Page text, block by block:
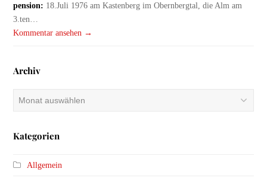
pension: 18.Juli 1976 am Kastenberg im Obernbergtal, die Alm am
3.ten…
Kommentar ansehen →
Archiv
Kategorien
Allgemein